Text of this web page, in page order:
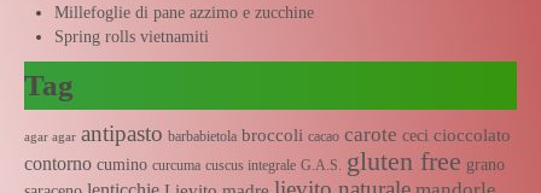
Millefoglie di pane azzimo e zucchine
Spring rolls vietnamiti
Tag
agar agar antipasto barbabietola broccoli cacao carote ceci cioccolato
contorno cumino curcuma cuscus integrale G.A.S. gluten free grano